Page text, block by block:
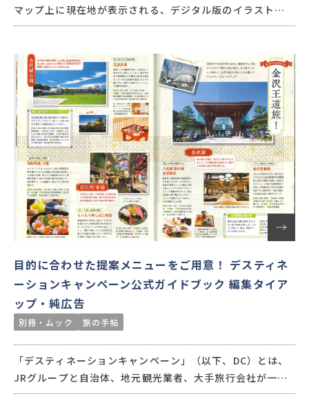
マップ上に現在地が表示される、デジタル版のイラストマ
ップです。地域の特色を強調して描くことができるイラスト
ル化することで、マップの利用データ・人流データも取得で
きるので、データをもとにした効果測定をサポートします。
目的に合わせた提案メニューをご用意！ デスティネ
ーションキャンペーン公式ガイドブック 編集タイア
ップ・純広告
別冊・ムック 旅の手帖
「デスティネーションキャンペーン」（以下、DC）とは、
JRグループと自治体、地元観光業者、大手旅行会社が一体
となり、一定期間県やエリアの観光宣伝をするキャンペー